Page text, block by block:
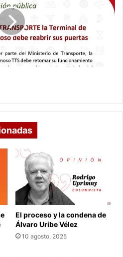
El proceso y la condena de
Álvaro Uribe Vélez
10 agosto, 2025